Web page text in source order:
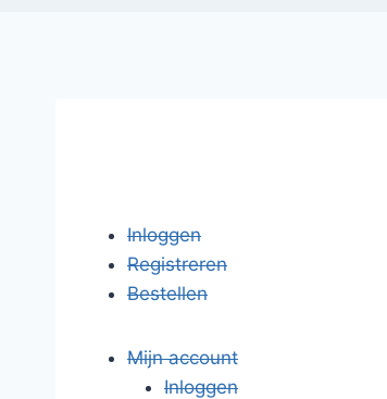
Inloggen
Registreren
Bestellen
Mijn account
Inloggen